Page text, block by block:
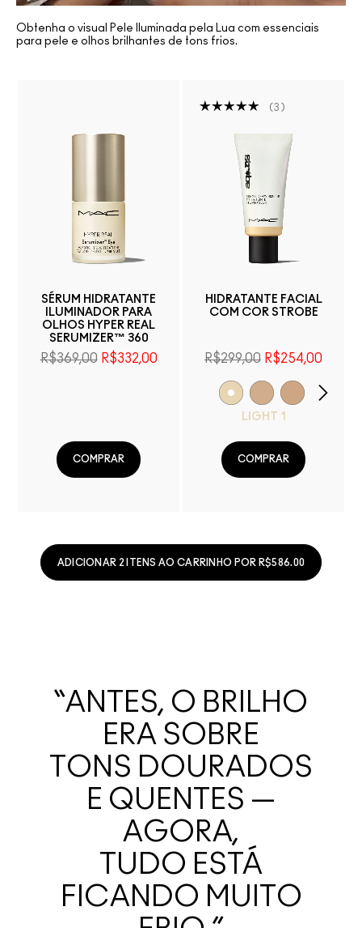
Obtenha o visual Pele Iluminada pela Lua com essenciais
para pele e olhos brilhantes de tons frios.
SÉRUM HIDRATANTE
ILUMINADOR PARA
OLHOS HYPER REAL
SERUMIZER™ 360
R$369,00 R$332,00
COMPRAR
3
HIDRATANTE FACIAL
COM COR STROBE
R$299,00 R$254,00
LIGHT 1
COMPRAR
ADICIONAR 2 ITENS AO CARRINHO POR R$586.00
“ANTES, O BRILHO
ERA SOBRE
TONS DOURADOS
E QUENTES —
AGORA,
TUDO ESTÁ
FICANDO MUITO